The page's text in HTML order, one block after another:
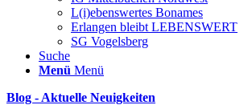
L(i)ebenswertes Bonames
Erlangen bleibt LEBENSWERT
SG Vogelsberg
Suche
Menü Menü
Blog - Aktuelle Neuigkeiten